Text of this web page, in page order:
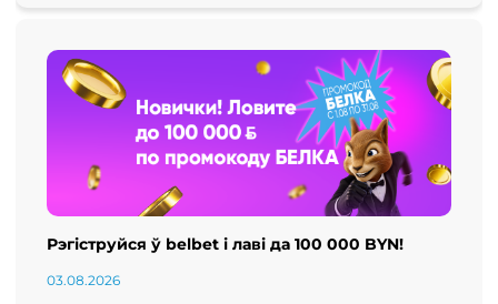
Рэгіструйся ў belbet і лаві да 100 000 BYN!
03.08.2026